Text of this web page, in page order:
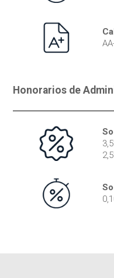
Honorarios de